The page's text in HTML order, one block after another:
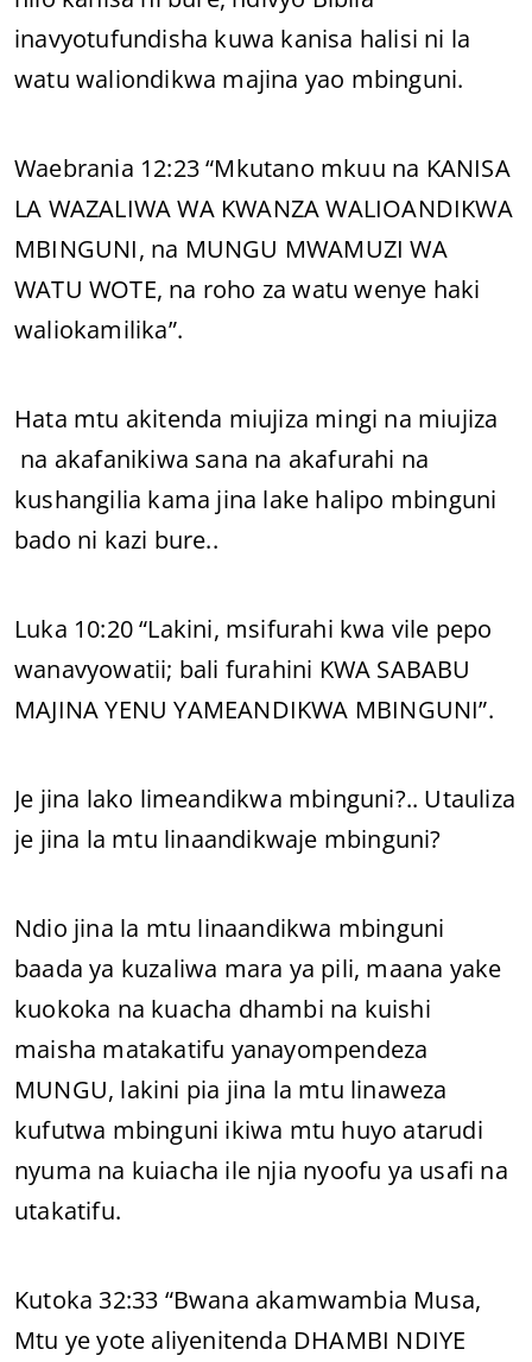
inavyotufundisha kuwa kanisa halisi ni la
watu waliondikwa majina yao mbinguni.
Waebrania 12:23 “Mkutano mkuu na KANISA
LA WAZALIWA WA KWANZA WALIOANDIKWA
MBINGUNI, na MUNGU MWAMUZI WA
WATU WOTE, na roho za watu wenye haki
waliokamilika”.
Hata mtu akitenda miujiza mingi na miujiza
na akafanikiwa sana na akafurahi na
kushangilia kama jina lake halipo mbinguni
bado ni kazi bure..
Luka 10:20 “Lakini, msifurahi kwa vile pepo
wanavyowatii; bali furahini KWA SABABU
MAJINA YENU YAMEANDIKWA MBINGUNI”.
Je jina lako limeandikwa mbinguni?.. Utauliza
je jina la mtu linaandikwaje mbinguni?
Ndio jina la mtu linaandikwa mbinguni
baada ya kuzaliwa mara ya pili, maana yake
kuokoka na kuacha dhambi na kuishi
maisha matakatifu yanayompendeza
MUNGU, lakini pia jina la mtu linaweza
kufutwa mbinguni ikiwa mtu huyo atarudi
nyuma na kuiacha ile njia nyoofu ya usafi na
utakatifu.
Kutoka 32:33 “Bwana akamwambia Musa,
Mtu ye yote aliyenitenda DHAMBI NDIYE